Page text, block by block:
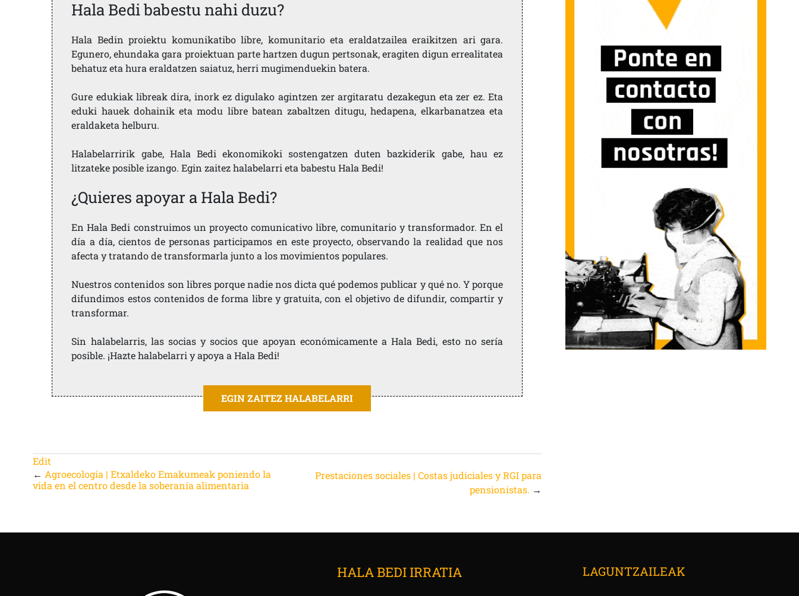
Hala Bedi babestu nahi duzu?
Hala Bedin proiektu komunikatibo libre, komunitario eta eraldatzailea eraikitzen ari gara.
Egunero, ehundaka gara proiektuan parte hartzen dugun pertsonak, eragiten digun errealitatea
behatuz eta hura eraldatzen saiatuz, herri mugimenduekin batera.
Gure edukiak libreak dira, inork ez digulako agintzen zer argitaratu dezakegun eta zer ez. Eta
eduki hauek dohainik eta modu libre batean zabaltzen ditugu, hedapena, elkarbanatzea eta
eraldaketa helburu.
Halabelarririk gabe, Hala Bedi ekonomikoki sostengatzen duten bazkiderik gabe, hau ez
litzateke posible izango. Egin zaitez halabelarri eta babestu Hala Bedi!
¿Quieres apoyar a Hala Bedi?
En Hala Bedi construimos un proyecto comunicativo libre, comunitario y transformador. En el
día a día, cientos de personas participamos en este proyecto, observando la realidad que nos
afecta y tratando de transformarla junto a los movimientos populares.
Nuestros contenidos son libres porque nadie nos dicta qué podemos publicar y qué no. Y porque
difundimos estos contenidos de forma libre y gratuita, con el objetivo de difundir, compartir y
transformar.
Sin halabelarris, las socias y socios que apoyan económicamente a Hala Bedi, esto no sería
posible. ¡Hazte halabelarri y apoya a Hala Bedi!
EGIN ZAITEZ HALABELARRI
Edit
← Agroecología | Etxaldeko Emakumeak poniendo la
vida en el centro desde la soberanía alimentaria
Prestaciones sociales | Costas judiciales y RGI para
pensionistas. →
HALA BEDI IRRATIA LAGUNTZAILEAK